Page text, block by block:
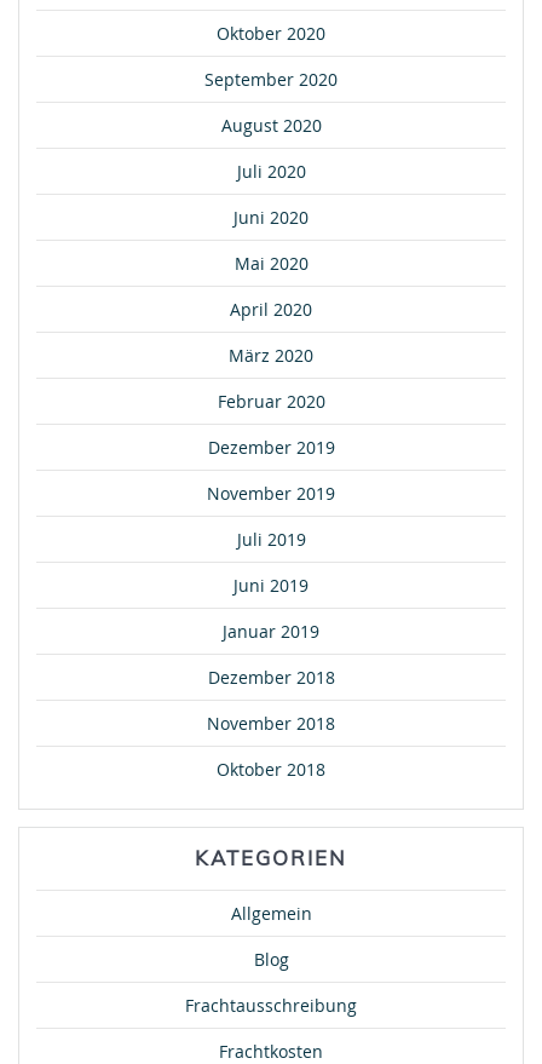
Oktober 2020
September 2020
August 2020
Juli 2020
Juni 2020
Mai 2020
April 2020
März 2020
Februar 2020
Dezember 2019
November 2019
Juli 2019
Juni 2019
Januar 2019
Dezember 2018
November 2018
Oktober 2018
KATEGORIEN
Allgemein
Blog
Frachtausschreibung
Frachtkosten